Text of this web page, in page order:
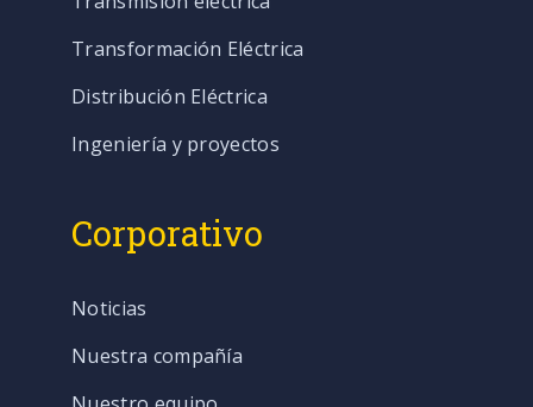
Transformación Eléctrica
Distribución Eléctrica
Ingeniería y proyectos
Corporativo
Noticias
Nuestra compañía